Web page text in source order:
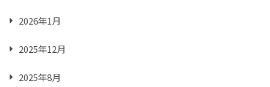
2026年1月
2025年12月
2025年8月